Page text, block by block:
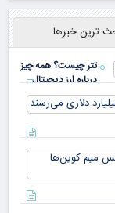
ترین خبرها
تتر چیست؟ همه چیز
درباره ارز دیجیتال
USDT